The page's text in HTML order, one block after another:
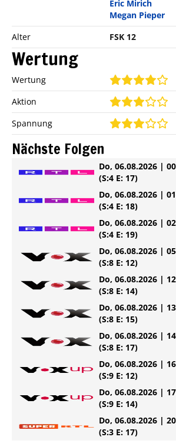
Eric Mirich
Megan Pieper
Alter
FSK 12
Wertung
Wertung
Aktion
Spannung
Nächste Folgen
Do, 06.08.2026 |
(S:4 E: 17)
Do, 06.08.2026 |
(S:4 E: 18)
Do, 06.08.2026 |
(S:4 E: 19)
Do, 06.08.2026 |
(S:8 E: 12)
Do, 06.08.2026 |
(S:8 E: 14)
Do, 06.08.2026 |
(S:8 E: 15)
Do, 06.08.2026 |
(S:8 E: 17)
Do, 06.08.2026 |
(S:9 E: 12)
Do, 06.08.2026 |
(S:9 E: 14)
Do, 06.08.2026 |
(S:3 E: 17)